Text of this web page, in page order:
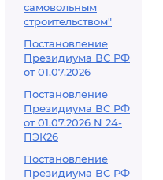
самовольным
строительством"
Постановление
Президиума ВС РФ
от 01.07.2026
Постановление
Президиума ВС РФ
от 01.07.2026 N 24-
ПЭК26
Постановление
Президиума ВС РФ